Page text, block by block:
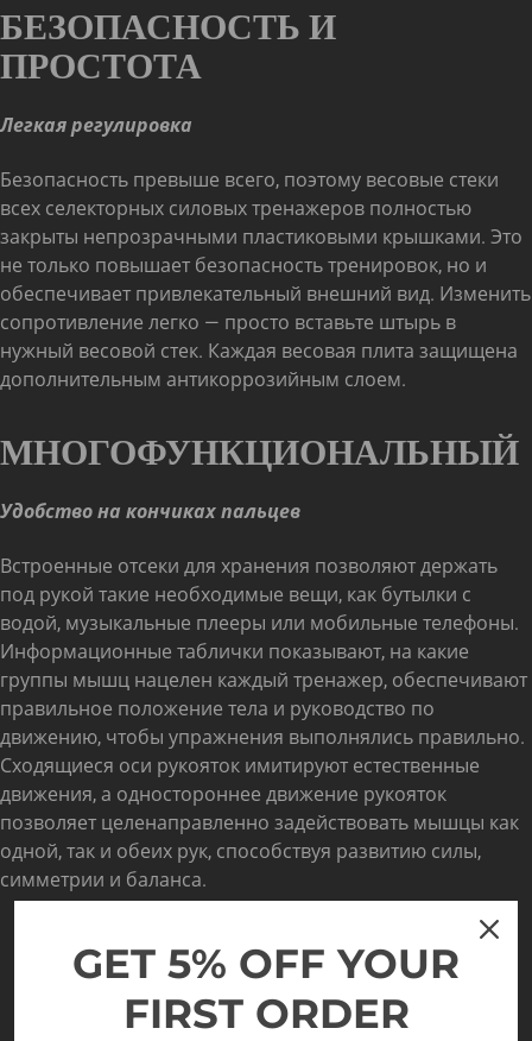
БЕЗОПАСНОСТЬ И
ПРОСТОТА
Легкая регулировка
Безопасность превыше всего, поэтому весовые стеки
всех селекторных силовых тренажеров полностью
закрыты непрозрачными пластиковыми крышками. Это
не только повышает безопасность тренировок, но и
обеспечивает привлекательный внешний вид. Изменить
сопротивление легко — просто вставьте штырь в
нужный весовой стек. Каждая весовая плита защищена
дополнительным антикоррозийным слоем.
МНОГОФУНКЦИОНАЛЬНЫЙ
Удобство на кончиках пальцев
Встроенные отсеки для хранения позволяют держать
под рукой такие необходимые вещи, как бутылки с
водой, музыкальные плееры или мобильные телефоны.
Информационные таблички показывают, на какие
группы мышц нацелен каждый тренажер, обеспечивают
правильное положение тела и руководство по
движению, чтобы упражнения выполнялись правильно.
Сходящиеся оси рукояток имитируют естественные
движения, а одностороннее движение рукояток
позволяет целенаправленно задействовать мышцы как
одной, так и обеих рук, способствуя развитию силы,
симметрии и баланса.
GET 5% OFF YOUR
FIRST ORDER